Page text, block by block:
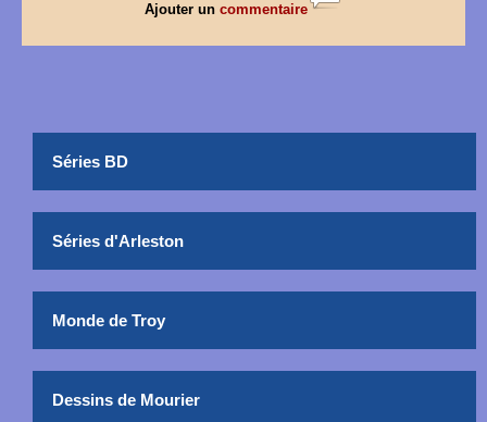
Ajouter un commentaire
Séries BD
Séries d'Arleston
Monde de Troy
Dessins de Mourier